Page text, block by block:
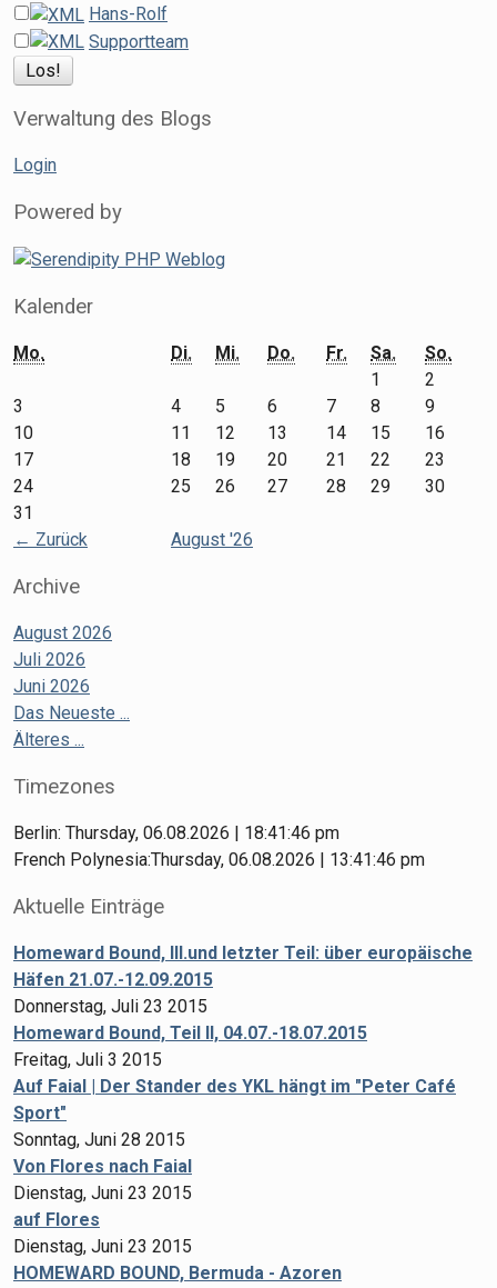
Hans-Rolf
Supportteam
Verwaltung des Blogs
Login
Powered by
Kalender
Mo. Di. Mi. Do. Fr. Sa. So.
← Zurück August '26
1
2
3
4 5 6 7 8
9
10
11 12 13 14 15
16
17
18 19 20 21 22
23
24
25 26 27 28 29
30
31
Archive
August 2026
Juli 2026
Juni 2026
Das Neueste ...
Älteres ...
Timezones
Berlin: Thursday, 06.08.2026 | 18:41:46 pm
French Polynesia:Thursday, 06.08.2026 | 13:41:46 pm
Aktuelle Einträge
Homeward Bound, III.und letzter Teil: über europäische
Häfen 21.07.-12.09.2015
Donnerstag, Juli 23 2015
Homeward Bound, Teil II, 04.07.-18.07.2015
Freitag, Juli 3 2015
Auf Faial | Der Stander des YKL hängt im "Peter Café
Sport"
Sonntag, Juni 28 2015
Von Flores nach Faial
Dienstag, Juni 23 2015
auf Flores
Dienstag, Juni 23 2015
HOMEWARD BOUND, Bermuda - Azoren